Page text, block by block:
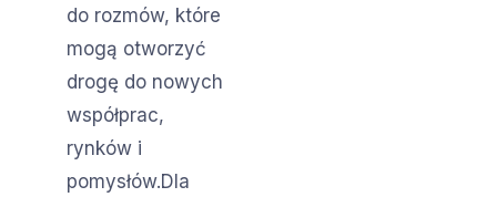
do rozmów, które
mogą otworzyć
drogę do nowych
współprac,
rynków i
pomysłów.Dla